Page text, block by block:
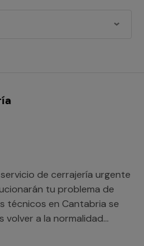
de cerrajería urgente
tu problema de
técnicos en Cantabria se
volver a la normalidad